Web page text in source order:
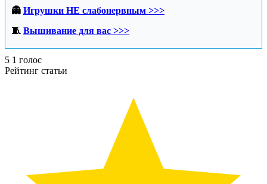
👻 Игрушки НЕ слабонервным >>>
🧵 Вышивание для вас >>>
5 1 голос
Рейтинг статьи